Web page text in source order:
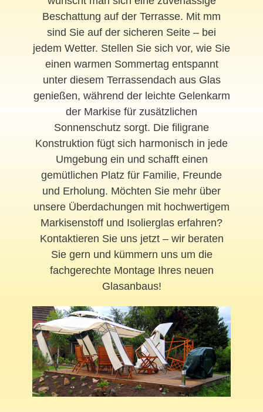
Beschattung auf der Terrasse. Mit mm
sind Sie auf der sicheren Seite – bei
jedem Wetter. Stellen Sie sich vor, wie Sie
einen warmen Sommertag entspannt
unter diesem Terrassendach aus Glas
genießen, während der leichte Gelenkarm
der Markise für zusätzlichen
Sonnenschutz sorgt. Die filigrane
Konstruktion fügt sich harmonisch in jede
Umgebung ein und schafft einen
gemütlichen Platz für Familie, Freunde
und Erholung. Möchten Sie mehr über
unsere Überdachungen mit hochwertigem
Markisenstoff und Isolierglas erfahren?
Kontaktieren Sie uns jetzt – wir beraten
Sie gern und kümmern uns um die
fachgerechte Montage Ihres neuen
Glasanbaus!